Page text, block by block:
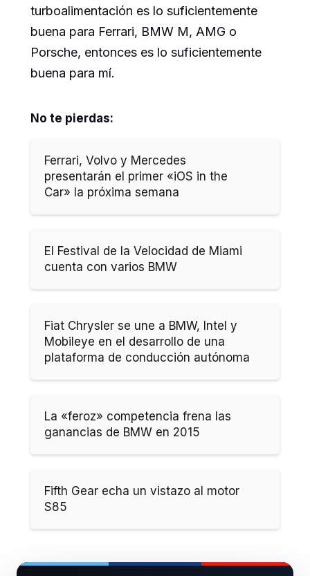
turboalimentación es lo suficientemente
buena para Ferrari, BMW M, AMG o
Porsche, entonces es lo suficientemente
buena para mí.
No te pierdas:
Ferrari, Volvo y Mercedes
presentarán el primer «iOS in the
Car» la próxima semana
El Festival de la Velocidad de Miami
cuenta con varios BMW
Fiat Chrysler se une a BMW, Intel y
Mobileye en el desarrollo de una
plataforma de conducción autónoma
La «feroz» competencia frena las
ganancias de BMW en 2015
Fifth Gear echa un vistazo al motor
S85